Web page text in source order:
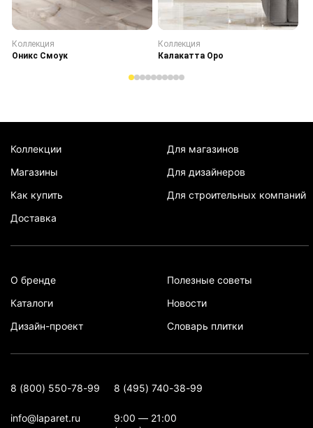
Коллекция
Оникс Смоук
Коллекция
Калакатта Оро
Коллекции
Магазины
Как купить
Доставка
Для магазинов
Для дизайнеров
Для строительных компаний
О бренде
Каталоги
Дизайн-проект
Полезные советы
Новости
Словарь плитки
8 (800) 550-78-99 8 (495) 740-38-99
info@laparet.ru
9:00 — 21:00